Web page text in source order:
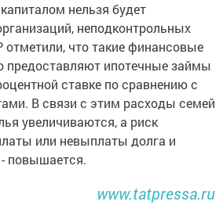
нельзя будет
неподконтрольных
что такие финансовые
предоставляют ипотечные займы
ставке по сравнению с
В связи с этим расходы семей
увеличиваются, а риск
или невыплаты долга и
- повышается.
www.tatpressa.ru